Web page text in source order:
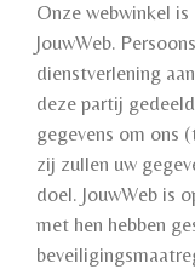
Onze webwinkel
JouwWeb.
dienstverlening
deze partij
gegevens om ons
zij zullen uw
doel. JouwWeb is
met hen hebben